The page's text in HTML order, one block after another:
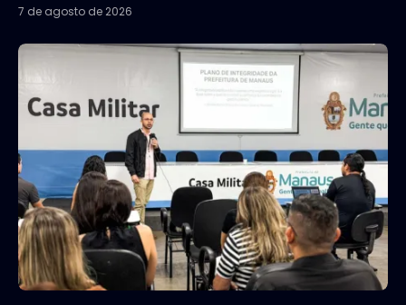
7 de agosto de 2026